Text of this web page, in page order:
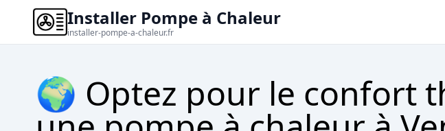
Installer Pompe à Chaleur
installer-pompe-a-chaleur.fr
🌍 Optez pour le confort